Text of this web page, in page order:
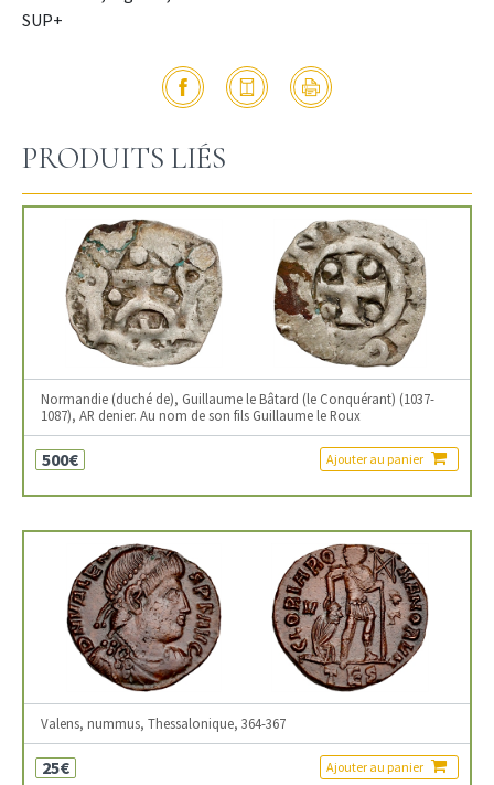
SUP+
PRODUITS LIÉS
Normandie (duché de), Guillaume le Bâtard (le Conquérant) (1037-
1087), AR denier. Au nom de son fils Guillaume le Roux
500€ Ajouter au panier
Valens, nummus, Thessalonique, 364-367
25€ Ajouter au panier